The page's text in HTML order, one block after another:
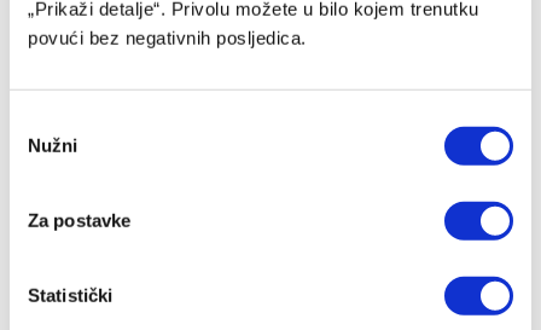
„Prikaži detalje“. Privolu možete u bilo kojem trenutku
povući bez negativnih posljedica.
Selection
Nužni
Za postavke
Statistički
06/08/2026